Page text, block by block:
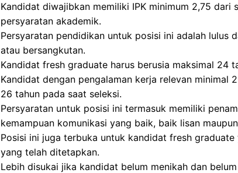
Kandidat diwajibkan memiliki IPK minimum 2,75 dari
persyaratan akademik.
Persyaratan pendidikan untuk posisi ini adalah lulus
atau bersangkutan.
Kandidat fresh graduate harus berusia maksimal 24
Kandidat dengan pengalaman kerja relevan minimal
26 tahun pada saat seleksi.
Persyaratan untuk posisi ini termasuk memiliki
kemampuan komunikasi yang baik, baik lisan
Posisi ini juga terbuka untuk kandidat fresh
yang telah ditetapkan.
Lebih disukai jika kandidat belum menikah dan